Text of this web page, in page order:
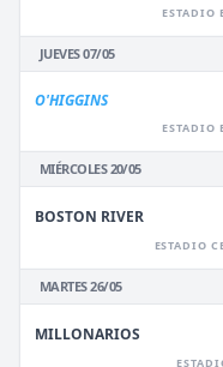
ESTADIO
JUEVES 07/05
O'HIGGINS
ESTADIO
MIÉRCOLES 20/05
BOSTON RIVER
ESTADIO
MARTES 26/05
MILLONARIOS